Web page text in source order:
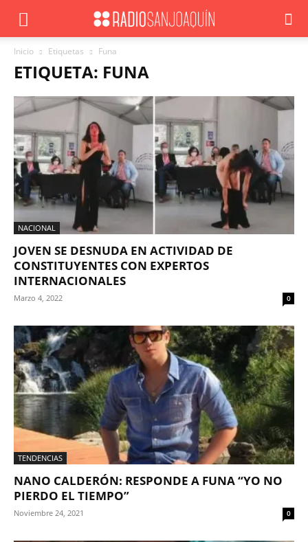
Inicio Etiquetas Funa
ETIQUETA: FUNA
NACIONAL
JOVEN SE DESNUDA EN ACTIVIDAD DE
CONSTITUYENTES CON EXPERTOS
INTERNACIONALES
Marzo 4, 2022 0
TENDENCIAS
NANO CALDERÓN: RESPONDE A FUNA “YO NO
PIERDO EL TIEMPO”
Noviembre 24, 2021 0